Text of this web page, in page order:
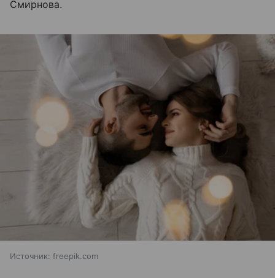
Смирнова.
Источник: freepik.com